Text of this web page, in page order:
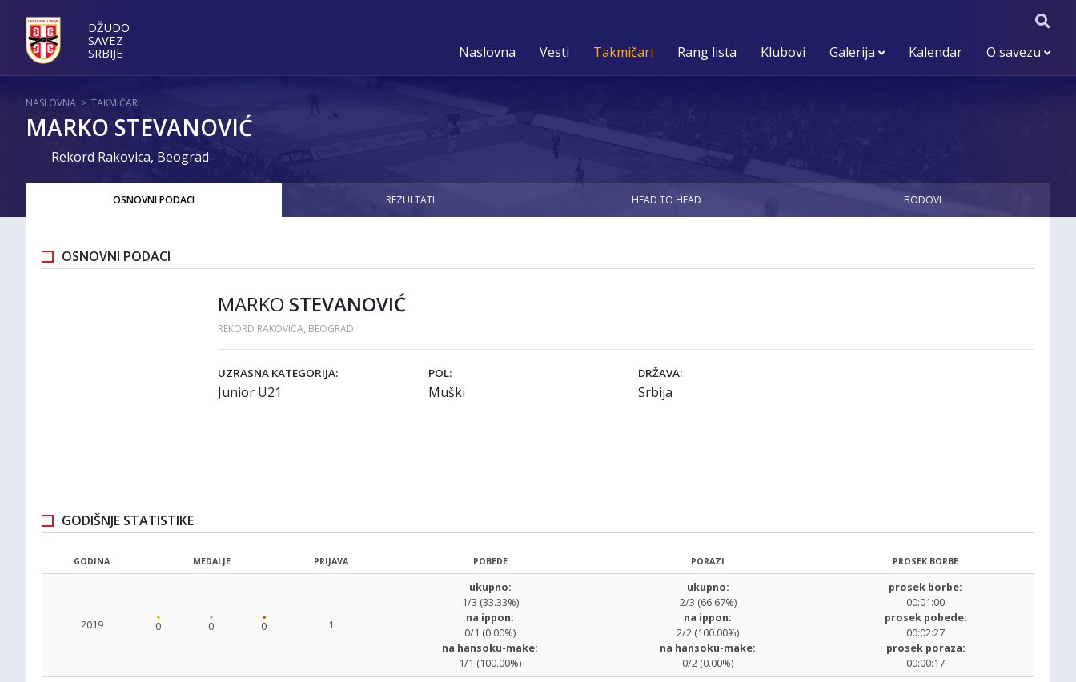
DŽUDO
SAVEZ
SRBIJE
Naslovna Vesti Takmičari Rang lista Klubovi Galerija Kalendar O savezu
NASLOVNA > TAKMIČARI
MARKO STEVANOVIĆ
Rekord Rakovica, Beograd
OSNOVNI PODACI REZULTATI HEAD TO HEAD BODOVI
OSNOVNI PODACI
MARKO STEVANOVIĆ
REKORD RAKOVICA, BEOGRAD
UZRASNA KATEGORIJA:
Junior U21
POL:
Muški
DRŽAVA:
Srbija
GODIŠNJE STATISTIKE
GODINA MEDALJE PRIJAVA POBEDE PORAZI PROSEK BORBE
2019 0 0 0 1
ukupno:
1/3 (33.33%)
na ippon:
0/1 (0.00%)
na hansoku-make:
1/1 (100.00%)
ukupno:
2/3 (66.67%)
na ippon:
2/2 (100.00%)
na hansoku-make:
0/2 (0.00%)
prosek borbe:
00:01:00
prosek pobede:
00:02:27
prosek poraza:
00:00:17